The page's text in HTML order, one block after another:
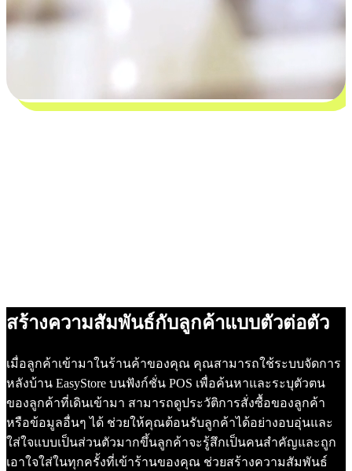
สร้างความสัมพันธ์กับลูกค้าแบบตัวต่อตัว
เมื่อลูกค้าเข้ามาในร้านค้าของคุณ คุณสามารถใช้ระบบจัดการ
หลังบ้าน EasyStore บนฟังก์ชั่น POS เพื่อค้นหาและระบุตัวตน
ของลูกค้าที่เดินเข้ามา สามารถดูประวัติการสั่งซื้อของลูกค้า
หรือข้อมูลอื่นๆ ได้ ช่วยให้คุณต้อนรับลูกค้าได้อย่างอบอุ่นและ
ใส่ใจแบบเป็นส่วนตัวมากขึ้นลูกค้าจะรู้สึกเป็นคนสำคัญและถูก
เอาใจใส่ในทุกครั้งที่เข้าร้านของคุณ ช่วยสร้างความสัมพันธ์